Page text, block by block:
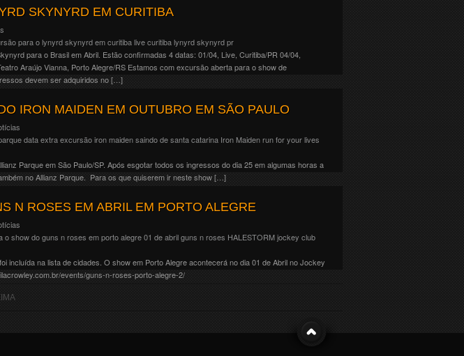
SKYNYRD EM CURITIBA
para o lynyrd skynyrd em curitibalive curitibalynyrd skynyrdpr
para o Brasil em Abril. Estão confirmadas 4 datas: 01/04, Live, Curitiba/PR 04/04,
Araújo Vianna, Porto Alegre/RS Estamos com excursão aberta para o show de
devem ser adquiridos no […]
IRON MAIDEN EM OUTUBRO EM SÃO PAULO
data extraexcursão iron maiden saindo de santa catarina Iron Maidenrun for your lives
Parque em São Paulo/SP. Após esgotar todos os ingressos do dia 25 em algumas horas a
no Allianz Parque. Para os que quiserem ir neste show […]
N ROSES EM ABRIL EM PORTO ALEGRE
o show do guns n roses em porto alegre 01 de abrilguns n roses HALESTORMjockey club
incluída na lista de cidades. O show em Porto Alegre acontecerá no dia 01 de Abril no Jockey
events/guns-n-roses-porto-alegre-2/